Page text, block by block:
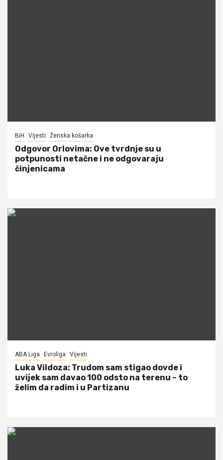
BiH Vijesti Ženska košarka
Odgovor Orlovima: ​Ove tvrdnje su u
potpunosti netačne i ne odgovaraju
činjenicama
ABA Liga Evroliga Vijesti
Luka Vildoza: Trudom sam stigao dovde i
uvijek sam davao 100 odsto na terenu – to
želim da radim i u Partizanu